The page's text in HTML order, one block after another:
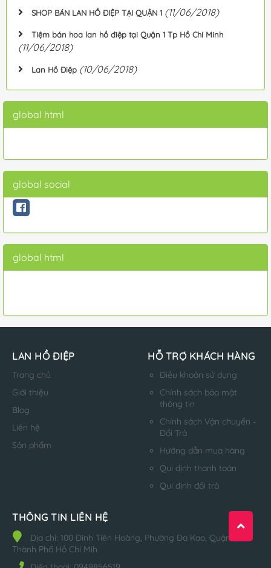
SHOP BÁN LAN HỒ ĐIỆP TẠI QUẬN 1 (11/06/2018)
Tiệm bán hoa lan hồ điệp tại Quận 1 Tp Hồ Chí Minh
(11/06/2018)
Lan Hồ Điệp (10/06/2018)
global html
global social
global html
LAN HỒ ĐIỆP
Trang chủ
Giới thiệu
Blog
Liên hệ
Sản phẩm
HỖ TRỢ KHÁCH HÀNG
Điều khoản sử dụng
Chính sách bảo mật
thông tin
Chính sách Vận chuyển -
Đổi Trả
Hướng dẫn mua hàng
Qui định thanh toán
Qui định đổi trả
THÔNG TIN LIÊN HỆ
Địa chỉ: 100 Đinh Tiên Hoàng, Phường Đa Kao, Quận 1,
Thành Phố Hồ Chí Mih